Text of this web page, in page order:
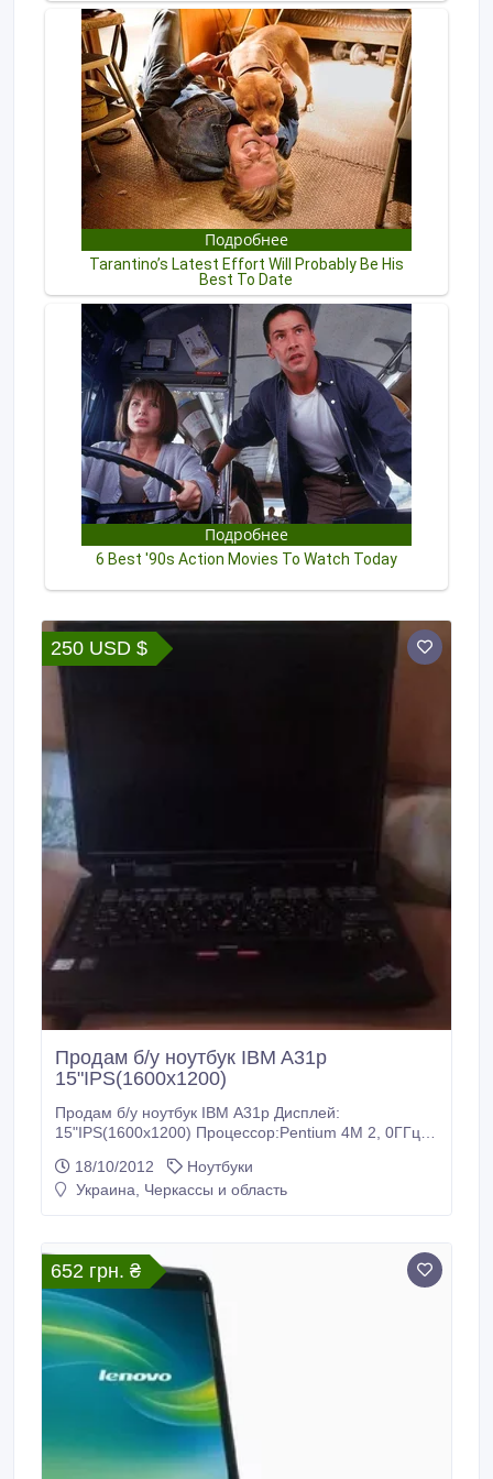
для скачивания приложений и контента Android UI /
Android Browser Мобильные сервисы Google: видео
чат Google, Google-карты и т.
250 USD $
Продам б/у ноутбук IBM A31p
15"IPS(1600x1200)
Продам б/у ноутбук IBM A31p Дисплей:
15"IPS(1600x1200) Процессор:Pentium 4M 2, 0ГГц
ATI Mobility FireGL 7800 64Mb Привод оптических
дисков: DVD-CDRW Опции: WiFi, Bluetooth, COM,
18/10/2012
Ноутбуки
Украина, Черкассы и область
652 грн. ₴